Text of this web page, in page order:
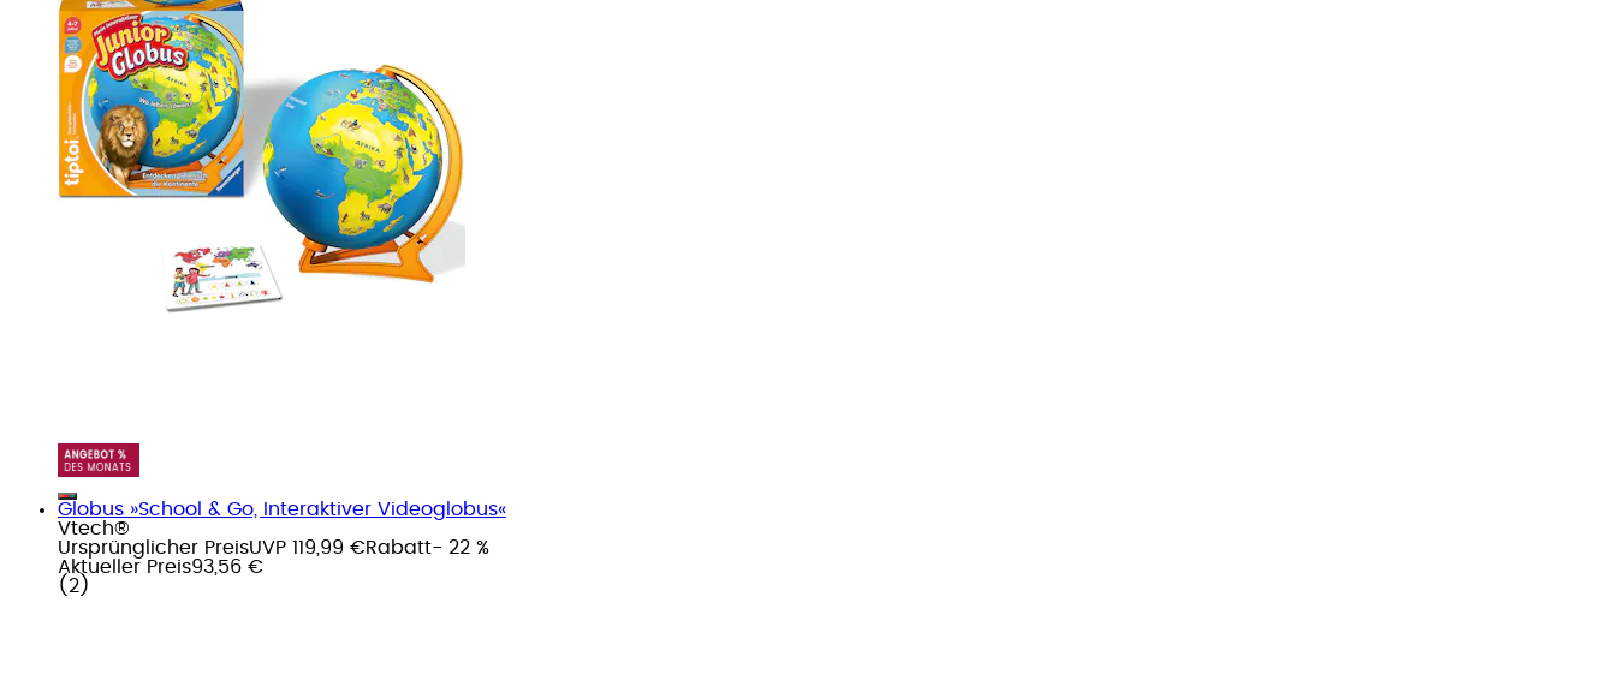
Globus »School & Go, Interaktiver Videoglobus«
Vtech®
Ursprünglicher PreisUVP 119,99 €Rabatt- 22 %
Aktueller Preis93,56 €
( 2 )